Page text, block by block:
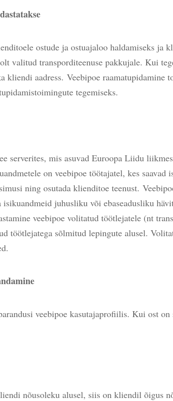
ostude ja ostuajaloo haldamiseks ja
valitud transporditeenuse pakkujale. Kui
kliendi aadress.Veebipoe raamatupidamine
tegemiseks.
serverites, mis asuvad Euroopa Liidu
on veebipoe töötajatel, kes
ning osutada klienditoe teenust.
juhusliku või ebaseadusliku
veebipoe volitatud töötlejatele (nt
töötlejatega sõlmitud lepingute alusel.
veebipoe kasutajaprofiilis. Kui ost
nõusoleku alusel, siis on kliendil õigus